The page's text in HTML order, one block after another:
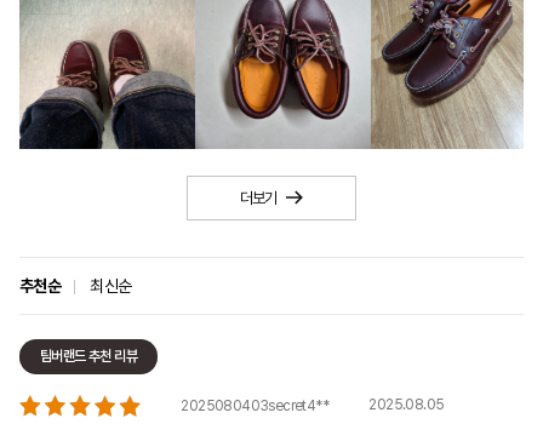
더보기
추천순 최신순
팀버랜드 추천 리뷰
2025080403secret4** 2025.08.05